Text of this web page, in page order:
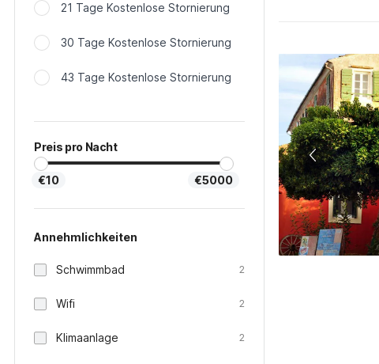
21 Tage Kostenlose Stornierung
30 Tage Kostenlose Stornierung
43 Tage Kostenlose Stornierung
Preis pro Nacht
€10 €5000
Annehmlichkeiten
Schwimmbad 2
Wifi 2
Klimaanlage 2